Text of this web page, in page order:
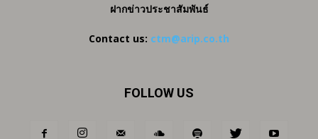
ฝากข่าวประชาสัมพันธ์
Contact us: ctm@arip.co.th
FOLLOW US